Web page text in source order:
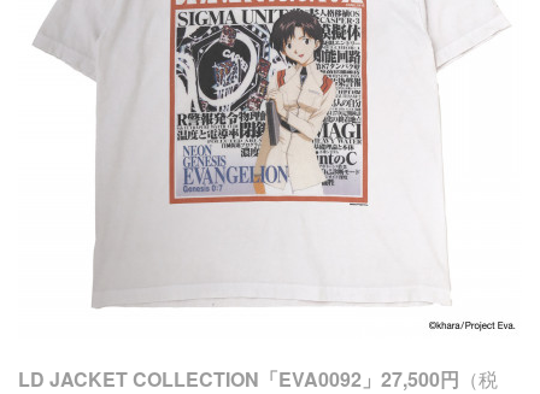
LD JACKET COLLECTION「EVA0092」27,500円 （税